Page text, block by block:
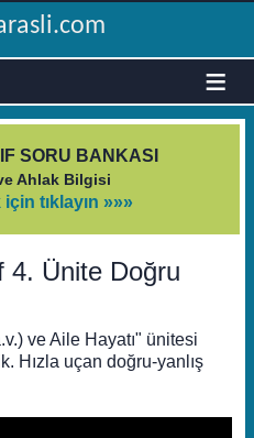
≡
SORU BANKASI
Ahlak Bilgisi
tıklayın »»»
4. Ünite Doğru
ve Aile Hayatı" ünitesi
Hızla uçan doğru-yanlış